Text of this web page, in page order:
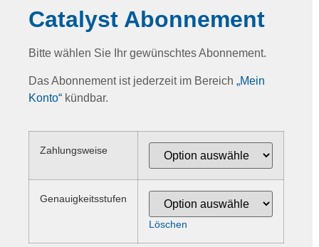
Catalyst Abonnement
Bitte wählen Sie Ihr gewünschtes Abonnement.
Das Abonnement ist jederzeit im Bereich „Mein
Konto“ kündbar.
Zahlungsweise
Genauigkeitsstufen
Löschen